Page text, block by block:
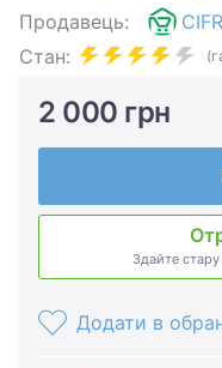
Продавець:
Стан:
2 000 грн
Здайте
Додати в